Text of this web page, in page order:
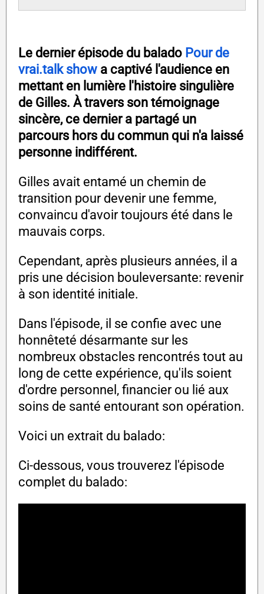
Le dernier épisode du balado Pour de
vrai.talk show a captivé l'audience en
mettant en lumière l'histoire singulière
de Gilles. À travers son témoignage
sincère, ce dernier a partagé un
parcours hors du commun qui n'a laissé
personne indifférent.
Gilles avait entamé un chemin de
transition pour devenir une femme,
convaincu d'avoir toujours été dans le
mauvais corps.
Cependant, après plusieurs années, il a
pris une décision bouleversante: revenir
à son identité initiale.
Dans l'épisode, il se confie avec une
honnêteté désarmante sur les
nombreux obstacles rencontrés tout au
long de cette expérience, qu'ils soient
d'ordre personnel, financier ou lié aux
soins de santé entourant son opération.
Voici un extrait du balado:
Ci-dessous, vous trouverez l'épisode
complet du balado: